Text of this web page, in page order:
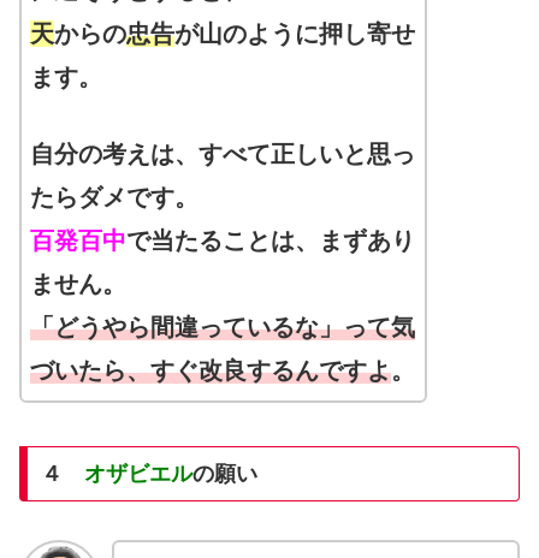
天からの忠告が山のように押し寄せ
ます。
自分の考えは、すべて正しいと思っ
たらダメです。
百発百中で当たることは、まずあり
ません。
「どうやら間違っているな」って気
づいたら、すぐ改良するんですよ。
４ オザビエルの願い